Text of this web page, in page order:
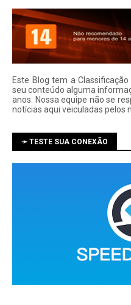
Este Blog tem a
seu conteúdo alguma
anos. Nossa equipe não se
notí­cias aqui veiculadas pelos
➛ TESTE SUA CONEXÃO